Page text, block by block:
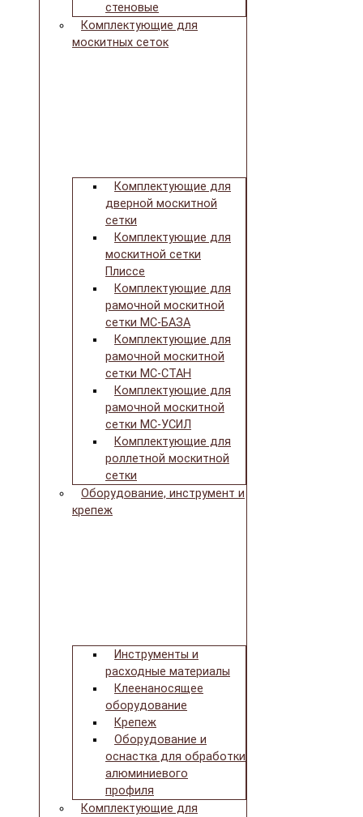
стеновые
Комплектующие для
москитных сеток
Комплектующие для
дверной москитной
сетки
Комплектующие для
москитной сетки
Плиссе
Комплектующие для
рамочной москитной
сетки МС-БАЗА
Комплектующие для
рамочной москитной
сетки МС-СТАН
Комплектующие для
рамочной москитной
сетки МС-УСИЛ
Комплектующие для
роллетной москитной
сетки
Оборудование, инструмент и
крепеж
Инструменты и
расходные материалы
Клеенаносящее
оборудование
Крепеж
Оборудование и
оснастка для обработки
алюминиевого
профиля
Комплектующие для